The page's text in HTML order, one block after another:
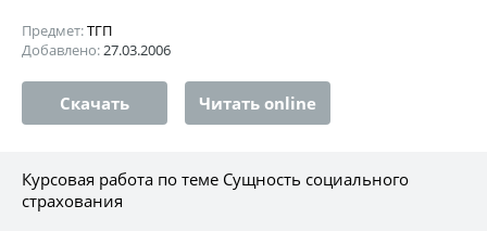
Предмет:ТГП
Добавлено:27.03.2006
Скачать Читать online
Курсовая работа по теме Сущность социального
страхования